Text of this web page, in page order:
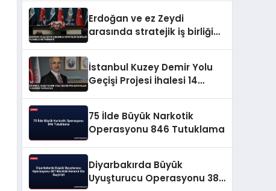
Erdoğan ve ez Zeydi
arasında stratejik iş birliği
İstanbul Kuzey Demir Yolu
Geçişi Projesi İhalesi 14
75 İlde Büyük Narkotik
Operasyonu 846 Tutuklama
Diyarbakırda Büyük
Uyuşturucu Operasyonu 387